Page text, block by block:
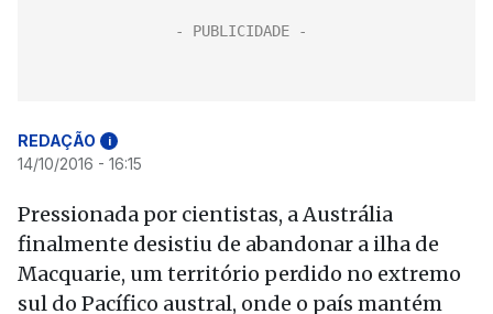
REDAÇÃO i
14/10/2016 - 16:15
Pressionada por cientistas, a Austrália
finalmente desistiu de abandonar a ilha de
Macquarie, um território perdido no extremo
sul do Pacífico austral, onde o país mantém